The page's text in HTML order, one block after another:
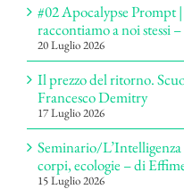
#02 Apocalypse Prompt
raccontiamo a noi stessi
20 Luglio 2026
Il prezzo del ritorno.
Francesco Demitry
17 Luglio 2026
Seminario/
corpi, ecologie – di
15 Luglio 2026